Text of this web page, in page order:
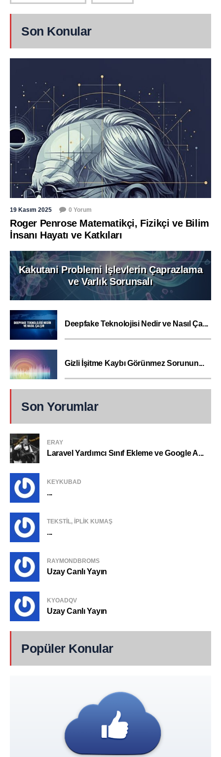
Son Konular
19 Kasım 2025 0 Yorum
Roger Penrose Matematikçi, Fizikçi ve Bilim
İnsanı Hayatı ve Katkıları
Kakutani Problemi İşlevlerin Çaprazlama
ve Varlık Sorunsalı
Deepfake Teknolojisi Nedir ve Nasıl Ça...
Gizli İşitme Kaybı Görünmez Sorunun...
Son Yorumlar
ERAY
Laravel Yardımcı Sınıf Ekleme ve Google A...
KEYKUBAD
...
TEKSTIL, IPLIK KUMAŞ
...
RAYMONDBROMS
Uzay Canlı Yayın
KYOADQV
Uzay Canlı Yayın
Popüler Konular